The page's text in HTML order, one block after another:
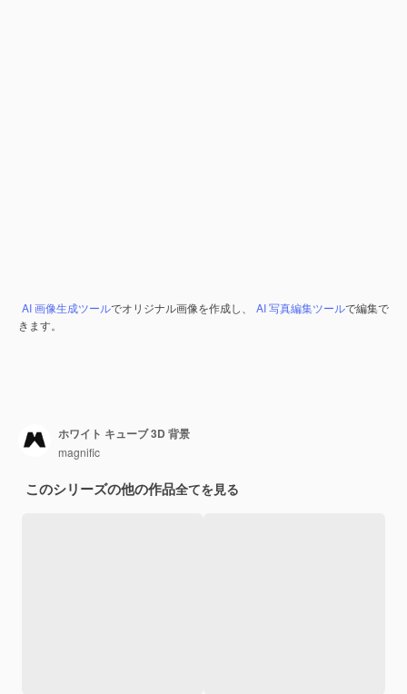
AI 画像生成ツールでオリジナル画像を作成し、 AI 写真編集ツールで編集で
きます。
ホワイト キューブ 3D 背景
magnific
このシリーズの他の作品全てを見る